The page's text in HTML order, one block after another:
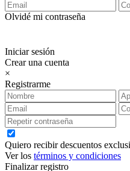
Olvidé mi contraseña
Iniciar sesión
Crear una cuenta
×
Registrarme
Quiero recibir descuentos
Ver los términos y condiciones
Finalizar registro